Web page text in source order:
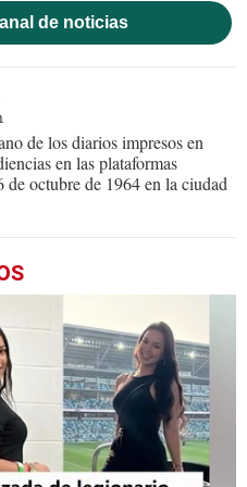
de noticias
de los diarios impresos en
en las plataformas
octubre de 1964 en la ciudad